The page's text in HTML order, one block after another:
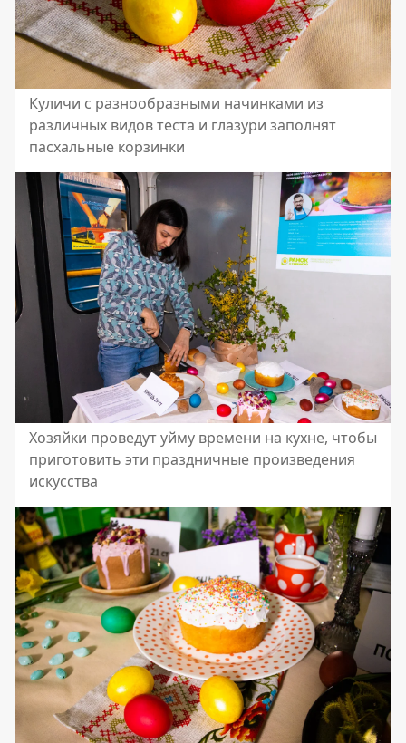
Куличи с разнообразными начинками из
различных видов теста и глазури заполнят
пасхальные корзинки
Хозяйки проведут уйму времени на кухне, чтобы
приготовить эти праздничные произведения
искусства